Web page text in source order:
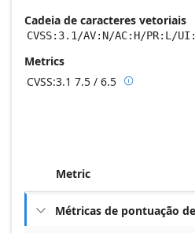
Cadeia de caracteres vetoriais
CVSS:3.1/AV:N/AC:H/PR:L/
Metrics
CVSS:3.1 7.5 / 6.5 Base score
Metric
 Métricas de pontuação